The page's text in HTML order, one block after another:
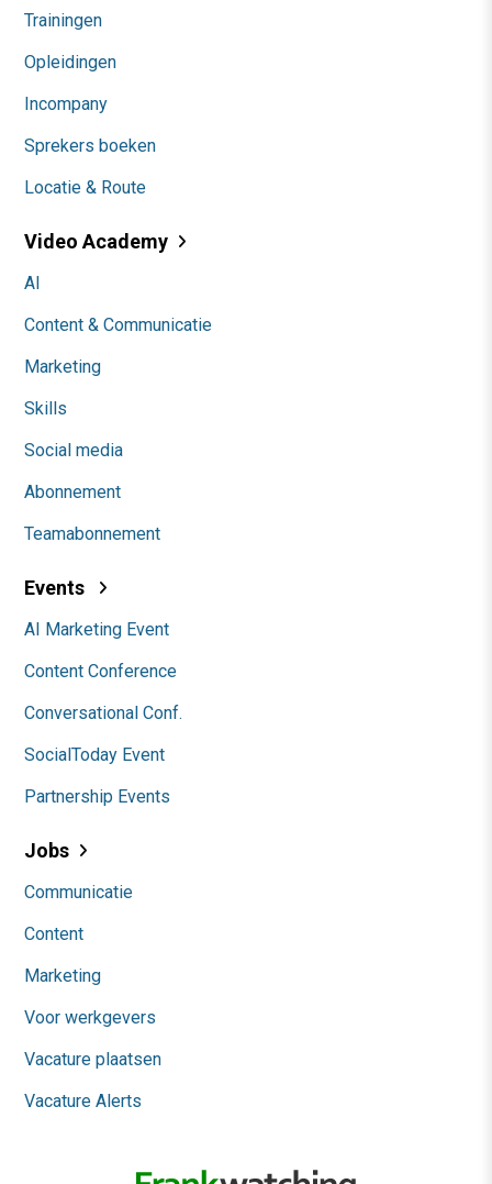
Trainingen
Opleidingen
Incompany
Sprekers boeken
Locatie & Route
Video Academy
AI
Content & Communicatie
Marketing
Skills
Social media
Abonnement
Teamabonnement
Events
AI Marketing Event
Content Conference
Conversational Conf.
SocialToday Event
Partnership Events
Jobs
Communicatie
Content
Marketing
Voor werkgevers
Vacature plaatsen
Vacature Alerts